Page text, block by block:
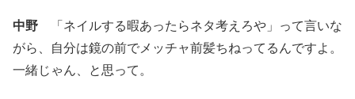
中野 「ネイルする暇あったらネタ考えろや」って言いな
がら、自分は鏡の前でメッチャ前髪ちねってるんですよ。
一緒じゃん、と思って。